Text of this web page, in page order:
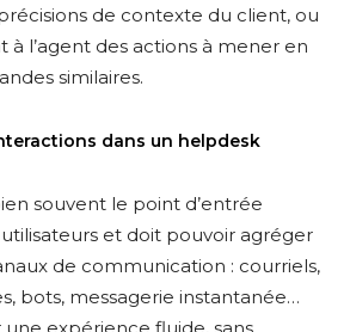
de contexte du client, ou
à l’agent des actions à mener en
similaires.
dans un helpdesk
souvent le point d’entrée
et doit pouvoir agréger
de communication : courriels,
bots, messagerie instantanée…